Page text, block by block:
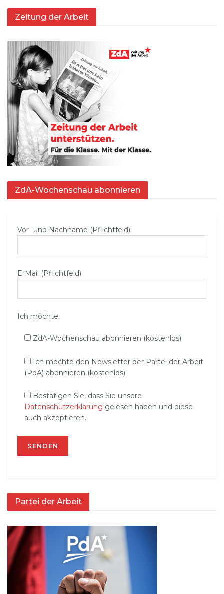
Zeitung der Arbeit
ZdA-Wochenschau abonnieren
Vor- und Nachname (Pflichtfeld)
E‑Mail (Pflichtfeld)
Ich möchte:
ZdA-Wochenschau abonnieren (kostenlos)
Ich möchte den Newsletter der Partei der Arbeit
(PdA) abonnieren (kostenlos)
Bestätigen Sie, dass Sie unsere
Datenschutzerklärung gelesen haben und diese
auch akzeptieren.
Partei der Arbeit